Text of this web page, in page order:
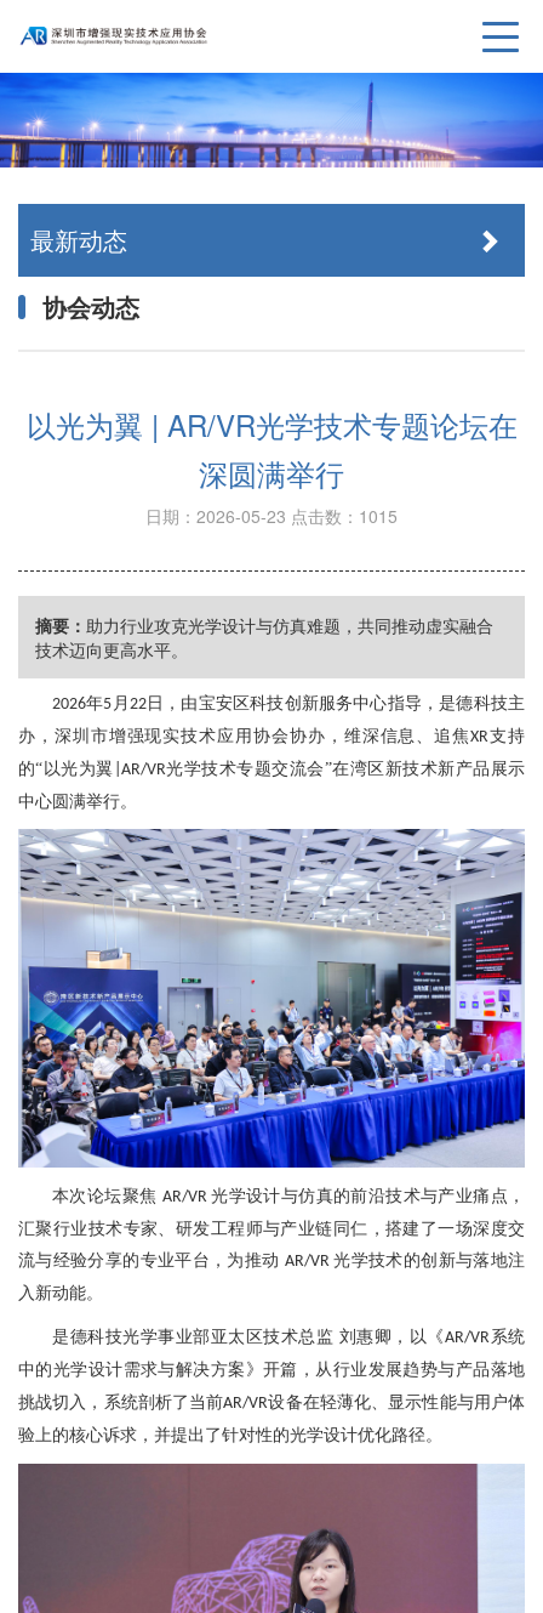
最新动态
协会动态
以光为翼 | AR/VR光学技术专题论坛在
深圆满举行
日期：2026-05-23 点击数：1015
摘要： 助力行业攻克光学设计与仿真难题，共同推动虚实融合
技术迈向更高水平。
2026年5 月 22日，由宝安区科技创新服务中心指导，是德科技主
办，深圳市增强现实技术应用协会协办，维深信息、追焦XR支持
的“以光为翼 |AR/VR光学技术专题交流会”在湾区新技术新产品展示
中心圆满举行。
本次论坛聚焦 AR/VR光学设计与仿真的前沿技术与产业痛点，
汇聚行业技术专家、研发工程师与产业链同仁，搭建了一场深度交
流与经验分享的专业平台，为推动 AR/VR光学技术的创新与落地注
入新动能。
是德科技光学事业部亚太区技术总监 刘惠卿 ， 以《AR/VR系统
中的光学设计需求与解决方案》开篇 ， 从行业发展趋势与产品落地
挑战切入，系统剖析了当前AR/VR设备在轻薄化、显示性能与用户体
验上的核心诉求，并提出了针对性的光学设计优化路径。